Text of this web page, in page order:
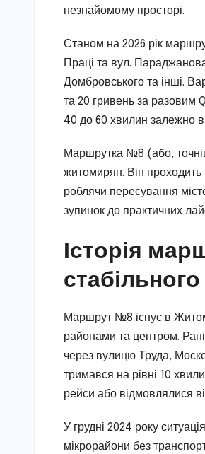
незнайомому просторі.
Станом на 2026 рік
Праці та вул.
Домбровського та інші.
та 20 гривень за разовим
40 до 60 хвилин залежно
Маршрутка №8 (або,
житомирян. Він проходить
роблячи пересування
зупинок до практичних
Історія
Маршрут №8 існує в
районами та центром.
через вулицю Труда,
тримався на рівні 10
рейси або відмовлялися
У грудні 2024 року
мікрорайони без